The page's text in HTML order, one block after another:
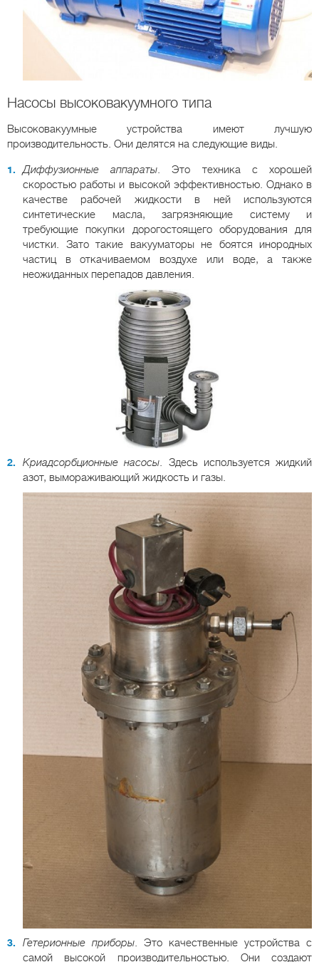
Насосы высоковакуумного типа
Высоковакуумные устройства имеют лучшую
производительность. Они делятся на следующие виды.
Диффузионные аппараты. Это техника с хорошей
скоростью работы и высокой эффективностью. Однако в
качестве рабочей жидкости в ней используются
синтетические масла, загрязняющие систему и
требующие покупки дорогостоящего оборудования для
чистки. Зато такие вакууматоры не боятся инородных
частиц в откачиваемом воздухе или воде, а также
неожиданных перепадов давления.
Криадсорбционные насосы. Здесь используется жидкий
азот, вымораживающий жидкость и газы.
Гетерионные приборы. Это качественные устройства с
самой высокой производительностью. Они создают